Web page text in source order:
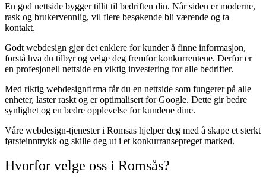
En god nettside bygger tillit til bedriften din. Når siden er moderne,
rask og brukervennlig, vil flere besøkende bli værende og ta
kontakt.
Godt webdesign gjør det enklere for kunder å finne informasjon,
forstå hva du tilbyr og velge deg fremfor konkurrentene. Derfor er
en profesjonell nettside en viktig investering for alle bedrifter.
Med riktig webdesignfirma får du en nettside som fungerer på alle
enheter, laster raskt og er optimalisert for Google. Dette gir bedre
synlighet og en bedre opplevelse for kundene dine.
Våre webdesign-tjenester i Romsas hjelper deg med å skape et sterkt
førsteinntrykk og skille deg ut i et konkurransepreget marked.
Hvorfor velge oss i Romsås?